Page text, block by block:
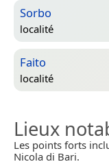
Sorbo
localité
Faito
localité
Lieux
Les points forts
Nicola di Bari.